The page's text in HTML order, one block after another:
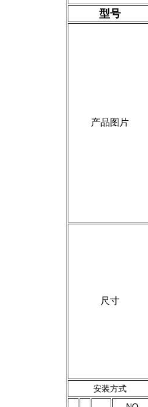
型号
产品图片
尺寸
安装方式